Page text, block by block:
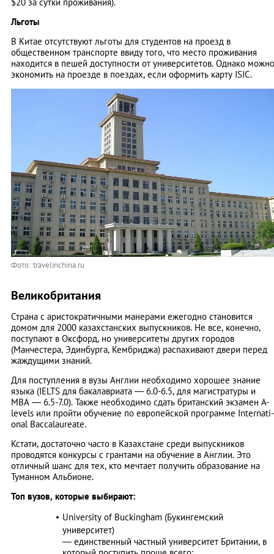
$20 за сутки проживания).
Льготы
В Китае отсутствуют льготы для студентов на проезд в
общественном транспорте ввиду того, что место проживания
находится в пешей доступности от университетов. Однако можно
экономить на проезде в поездах, если оформить карту ISIC.
Фото: travelinchina.ru
Великобритания
Страна с аристократичными манерами ежегодно становится
домом для 2000 казахстанских выпускников. Не все, конечно,
поступают в Оксфорд, но университеты других городов
(Манчестера, Эдинбурга, Кембриджа) распахивают двери перед
жаждущими знаний.
Для поступления в вузы Англии необходимо хорошее знание
языка (IELTS для бакалавриата — 6.0-6.5, для магистратуры и
MBA — 6.5-7.0). Также необходимо сдать британский экзамен A-
levels или пройти обучение по европейской программе In­terna­ti­
onal Baccalaureate.
Кстати, достаточно часто в Казахстане среди выпускников
проводятся конкурсы с грантами на обучение в Англии. Это
отличный шанс для тех, кто мечтает получить образование на
Туманном Альбионе.
Топ вузов, которые выбирают:
University of Buckingham (Букингемский
университет)
— единственный частный университет Британии, в